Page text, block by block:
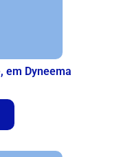
em Dyneema